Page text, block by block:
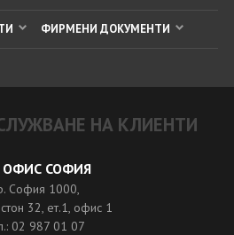
ФИРМЕНИ ДОКУМЕНТИ
НА КЛИЕНТИ
ОФИС СОФИЯ
София 1000,
32, ет.1, офис 1
02 987 01 07